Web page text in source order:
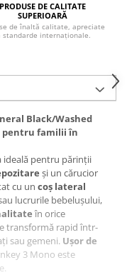
PRODUSE DE CALITATE
SUPERIOARĂ
de înaltă calitate, apreciate
standarde internaționale.
Black/Washed
pentru familii în
ideală pentru părinții
și un cărucior
cu un coș lateral
lucrurile bebelușului,
în orice
transformă rapid într-
sau gemeni. Ușor de
3 Mono este